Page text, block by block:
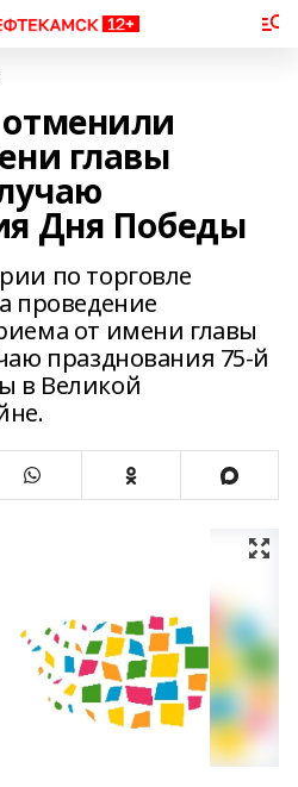
главы
Дня Победы
по торговле
проведение
от имени главы
празднования 75-й
в Великой